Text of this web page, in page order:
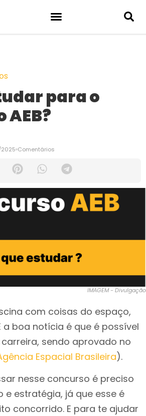
para o
2025 Comentários
IMAGEM - Divulgação
com coisas do espaço,
a boa notícia é que é possível
sendo aprovado no
Espacial Brasileira).
nesse concurso é preciso
e estratégia, já que esse é
concorrido. E para te ajudar